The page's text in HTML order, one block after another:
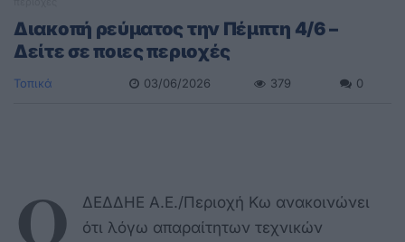
Διακοπή ρεύματος την Πέμπτη 4/6 –
Δείτε σε ποιες περιοχές
Τοπικά 03/06/2026 379 0
Ο
ΔΕΔΔΗΕ Α.Ε./Περιοχή Κω ανακοινώνει
ότι λόγω απαραίτητων τεχνικών